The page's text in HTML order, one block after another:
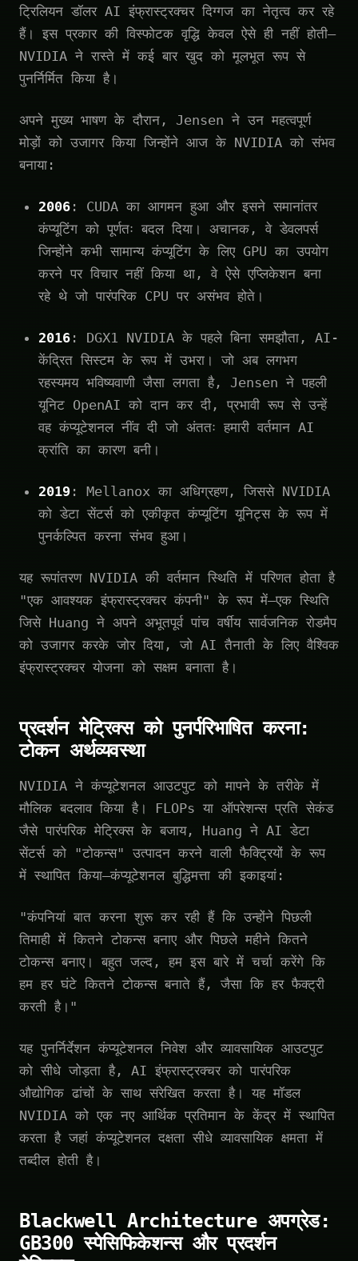
ट्रिलियन डॉलर AI इंफ्रास्ट्रक्चर दिग्गज का नेतृत्व कर रहे
हैं। इस प्रकार की विस्फोटक वृद्धि केवल ऐसे ही नहीं होती—
NVIDIA ने रास्ते में कई बार खुद को मूलभूत रूप से
पुनर्निर्मित किया है।
अपने मुख्य भाषण के दौरान, Jensen ने उन महत्वपूर्ण
मोड़ों को उजागर किया जिन्होंने आज के NVIDIA को संभव
बनाया:
2006 : CUDA का आगमन हुआ और इसने समानांतर
कंप्यूटिंग को पूर्णतः बदल दिया। अचानक, वे डेवलपर्स
जिन्होंने कभी सामान्य कंप्यूटिंग के लिए GPU का उपयोग
करने पर विचार नहीं किया था, वे ऐसे एप्लिकेशन बना
रहे थे जो पारंपरिक CPU पर असंभव होते।
2016 : DGX1 NVIDIA के पहले बिना समझौता, AI-
केंद्रित सिस्टम के रूप में उभरा। जो अब लगभग
रहस्यमय भविष्यवाणी जैसा लगता है, Jensen ने पहली
यूनिट OpenAI को दान कर दी, प्रभावी रूप से उन्हें
वह कंप्यूटेशनल नींव दी जो अंततः हमारी वर्तमान AI
क्रांति का कारण बनी।
2019 : Mellanox का अधिग्रहण, जिससे NVIDIA
को डेटा सेंटर्स को एकीकृत कंप्यूटिंग यूनिट्स के रूप में
पुनर्कल्पित करना संभव हुआ।
यह रूपांतरण NVIDIA की वर्तमान स्थिति में परिणत होता है
"एक आवश्यक इंफ्रास्ट्रक्चर कंपनी" के रूप में—एक स्थिति
जिसे Huang ने अपने अभूतपूर्व पांच वर्षीय सार्वजनिक रोडमैप
को उजागर करके जोर दिया, जो AI तैनाती के लिए वैश्विक
इंफ्रास्ट्रक्चर योजना को सक्षम बनाता है।
प्रदर्शन मेट्रिक्स को पुनर्परिभाषित करना:
टोकन अर्थव्यवस्था
NVIDIA ने कंप्यूटेशनल आउटपुट को मापने के तरीके में
मौलिक बदलाव किया है। FLOPs या ऑपरेशन्स प्रति सेकंड
जैसे पारंपरिक मेट्रिक्स के बजाय, Huang ने AI डेटा
सेंटर्स को "टोकन्स" उत्पादन करने वाली फैक्ट्रियों के रूप
में स्थापित किया—कंप्यूटेशनल बुद्धिमत्ता की इकाइयां:
"कंपनियां बात करना शुरू कर रही हैं कि उन्होंने पिछली
तिमाही में कितने टोकन्स बनाए और पिछले महीने कितने
टोकन्स बनाए। बहुत जल्द, हम इस बारे में चर्चा करेंगे कि
हम हर घंटे कितने टोकन्स बनाते हैं, जैसा कि हर फैक्ट्री
करती है।"
यह पुनर्निर्देशन कंप्यूटेशनल निवेश और व्यावसायिक आउटपुट
को सीधे जोड़ता है, AI इंफ्रास्ट्रक्चर को पारंपरिक
औद्योगिक ढांचों के साथ संरेखित करता है। यह मॉडल
NVIDIA को एक नए आर्थिक प्रतिमान के केंद्र में स्थापित
करता है जहां कंप्यूटेशनल दक्षता सीधे व्यावसायिक क्षमता में
तब्दील होती है।
Blackwell Architecture अपग्रेड:
GB300 स्पेसिफिकेशन्स और प्रदर्शन